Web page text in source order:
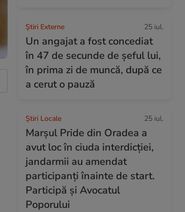
Știri Externe 25 iul.
Un angajat a fost concediat
în 47 de secunde de șeful lui,
în prima zi de muncă, după ce
a cerut o pauză
Știri Locale 25 iul.
Marșul Pride din Oradea a
avut loc în ciuda interdicției,
jandarmii au amendat
participanți înainte de start.
Participă și Avocatul
Poporului